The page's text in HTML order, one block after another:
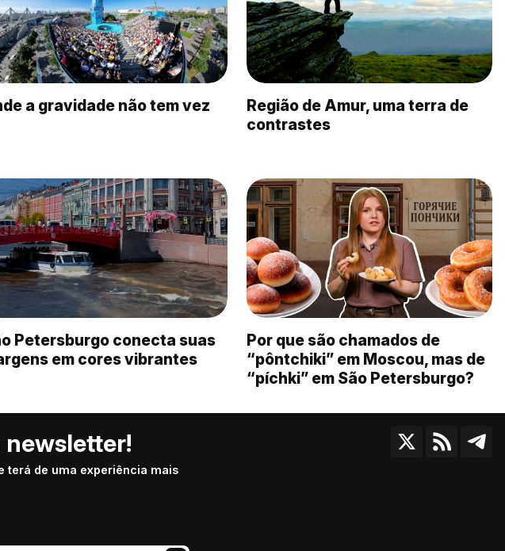
a gravidade não tem vez
Região de Amur, uma terra de
contrastes
Petersburgo conecta suas
em cores vibrantes
Por que são chamados de
“pôntchiki” em Moscou, mas de
“píchki” em São Petersburgo?
newsletter!
terá de uma experiência mais